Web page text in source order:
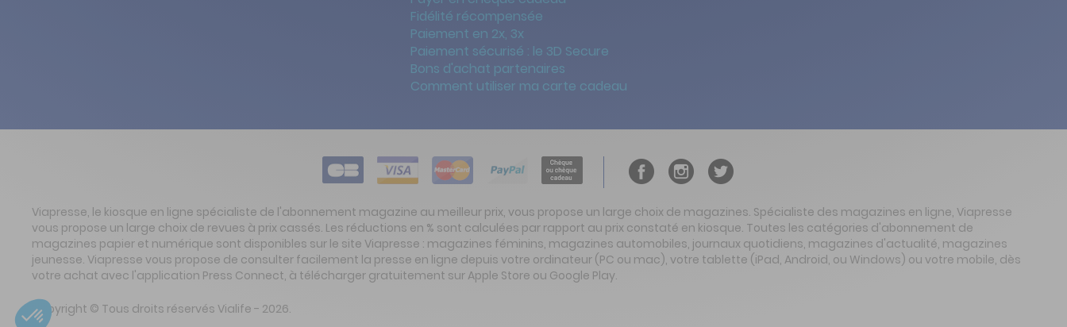
Fidélité récompensée
Paiement en 2x, 3x
Paiement sécurisé : le 3D Secure
Bons d'achat partenaires
Comment utiliser ma carte cadeau
Viapresse, le kiosque en ligne spécialiste de l'abonnement magazine au meilleur prix, vous propose un large choix de magazines. Spécialiste des magazines en ligne, Viapresse
vous propose un large choix de revues à prix cassés. Les réductions en % sont calculées par rapport au prix constaté en kiosque. Toutes les catégories d'abonnement de
magazines papier et numérique sont disponibles sur le site Viapresse : magazines féminins, magazines automobiles, journaux quotidiens, magazines d'actualité, magazines
jeunesse. Viapresse vous propose de consulter facilement la presse en ligne depuis votre ordinateur (PC ou mac), votre tablette (iPad, Android, ou Windows) ou votre mobile, dès
votre achat avec l'application Press Connect, à télécharger gratuitement sur Apple Store ou Google Play.
Copyright © Tous droits réservés Vialife - 2026.